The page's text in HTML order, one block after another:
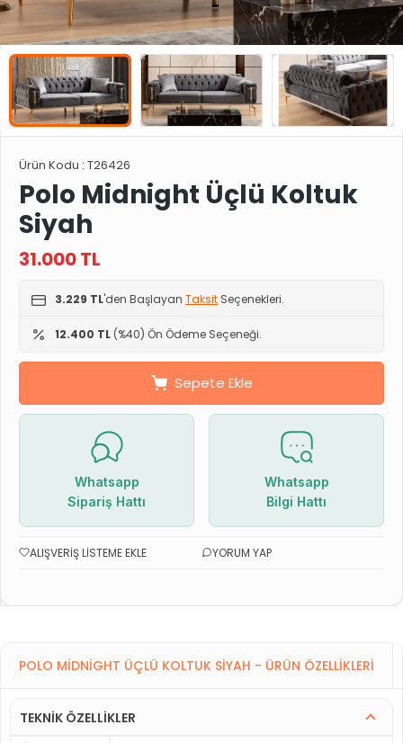
Ürün Kodu : T26426
Polo Midnight Üçlü Koltuk
Siyah
31.000TL
3.229 TL'den Başlayan Taksit Seçenekleri.
12.400 TL (%40) Ön Ödeme Seçeneği.
Sepete Ekle
Whatsapp
Sipariş Hattı
Whatsapp
Bilgi Hattı
ALIŞVERIŞ LISTEME EKLE YORUM YAP
POLO MIDNIGHT ÜÇLÜ KOLTUK SIYAH - ÜRÜN ÖZELLIKLERI
TEKNİK ÖZELLİKLER